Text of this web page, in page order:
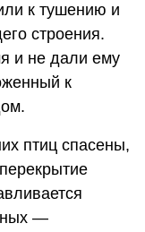
к тушению и
строения.
и не дали ему
к
птиц спасены,
—